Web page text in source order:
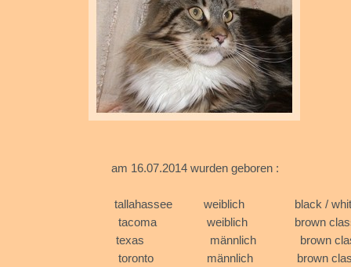
am 16.07.2014
tallahassee
tacoma weiblich
texas männlich
toronto männlich